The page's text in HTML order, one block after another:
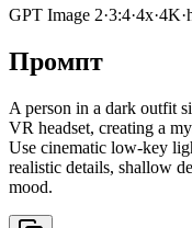
GPT Image 2·3:4·4x·4K·
Промпт
A person in a dark outfit
VR headset, creating a
Use cinematic low-key
realistic details, shallow
mood.